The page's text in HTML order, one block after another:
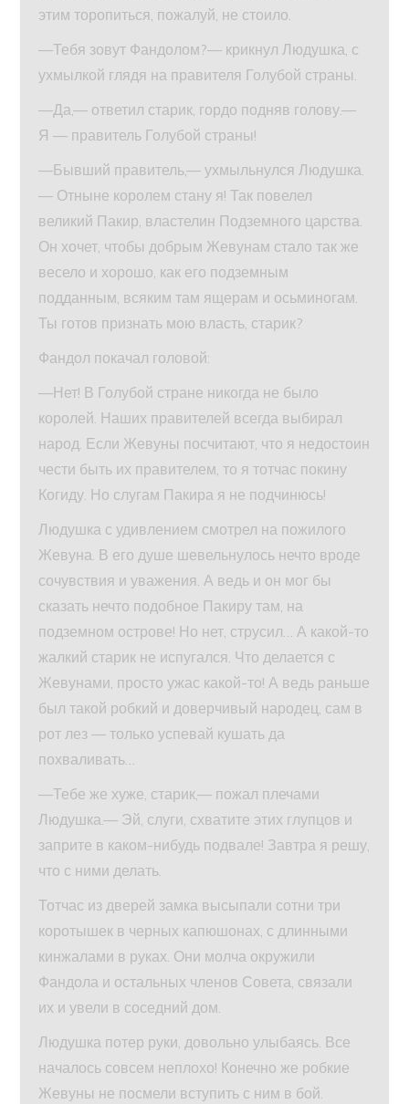
этим торопиться, пожалуй, не стоило.
—Тебя зовут Фандолом?— крикнул Людушка, с
ухмылкой глядя на правителя Голубой страны.
—Да,— ответил старик, гордо подняв голову.—
Я — правитель Голубой страны!
—Бывший правитель,— ухмыльнулся Людушка.
— Отныне королем стану я! Так повелел
великий Пакир, властелин Подземного царства.
Он хочет, чтобы добрым Жевунам стало так же
весело и хорошо, как его подземным
подданным, всяким там ящерам и осьминогам.
Ты готов признать мою власть, старик?
Фандол покачал головой:
—Нет! В Голубой стране никогда не было
королей. Наших правителей всегда выбирал
народ. Если Жевуны посчитают, что я недостоин
чести быть их правителем, то я тотчас покину
Когиду. Но слугам Пакира я не подчинюсь!
Людушка с удивлением смотрел на пожилого
Жевуна. В его душе шевельнулось нечто вроде
сочувствия и уважения. А ведь и он мог бы
сказать нечто подобное Пакиру там, на
подземном острове! Но нет, струсил… А какой-то
жалкий старик не испугался. Что делается с
Жевунами, просто ужас какой-то! А ведь раньше
был такой робкий и доверчивый народец, сам в
рот лез — только успевай кушать да
похваливать…
—Тебе же хуже, старик,— пожал плечами
Людушка.— Эй, слуги, схватите этих глупцов и
заприте в каком-нибудь подвале! Завтра я решу,
что с ними делать.
Тотчас из дверей замка высыпали сотни три
коротышек в черных капюшонах, с длинными
кинжалами в руках. Они молча окружили
Фандола и остальных членов Совета, связали
их и увели в соседний дом.
Людушка потер руки, довольно улыбаясь. Все
началось совсем неплохо! Конечно же робкие
Жевуны не посмели вступить с ним в бой.